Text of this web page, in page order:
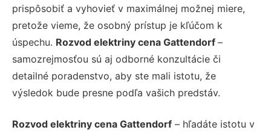
prispôsobiť a vyhovieť v maximálnej možnej miere,
pretože vieme, že osobný prístup je kľúčom k
úspechu. Rozvod elektriny cena Gattendorf –
samozrejmosťou sú aj odborné konzultácie či
detailné poradenstvo, aby ste mali istotu, že
výsledok bude presne podľa vašich predstáv.
Rozvod elektriny cena Gattendorf – hľadáte istotu v